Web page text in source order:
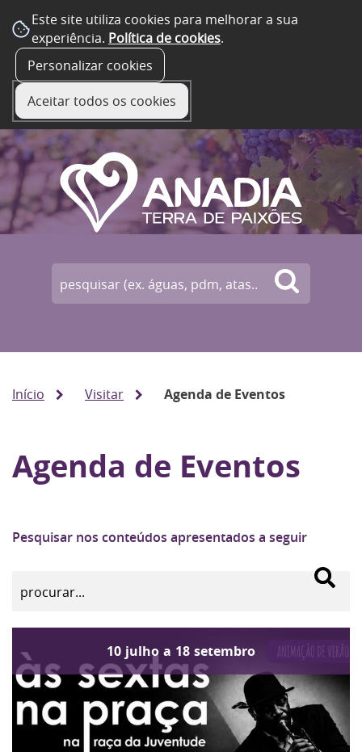
Este site utiliza cookies para melhorar a sua
experiência. Política de cookies.
Personalizar cookies
Aceitar todos os cookies
Início Visitar Agenda de Eventos
Agenda de Eventos
Pesquisar nos conteúdos apresentados a seguir
10 julho a 18 setembro